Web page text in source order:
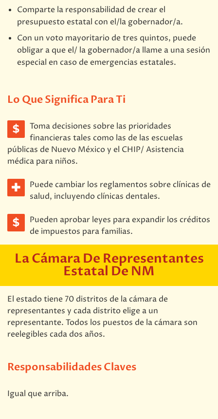
Comparte la responsabilidad de crear el
presupuesto estatal con el/la gobernador/a.
Con un voto mayoritario de tres quintos, puede
obligar a que el/ la gobernador/a llame a una sesión
especial en caso de emergencias estatales.
Lo Que Significa Para Ti
Toma decisiones sobre las prioridades
financieras tales como las de las escuelas
públicas de Nuevo México y el CHIP/ Asistencia
médica para niños.
Puede cambiar los reglamentos sobre clínicas de
salud, incluyendo clínicas dentales.
Pueden aprobar leyes para expandir los créditos
de impuestos para familias.
La Cámara De Representantes
Estatal De NM
El estado tiene 70 distritos de la cámara de
representantes y cada distrito elige a un
representante. Todos los puestos de la cámara son
reelegibles cada dos años.
Responsabilidades Claves
Igual que arriba.